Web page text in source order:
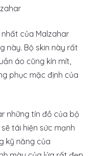
của Malzahar
này. Bộ skin này rất
áo cũng kín mít,
phục mặc định của
những tín đồ của bộ
tái hiện sức mạnh
kỹ năng của